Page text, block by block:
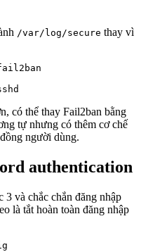
/var/log/secure thay vì
có thể thay Fail2ban bằng
tự nhưng có thêm cơ chế
người dùng.
authentication
và chắc chắn đăng nhập
là tắt hoàn toàn đăng nhập